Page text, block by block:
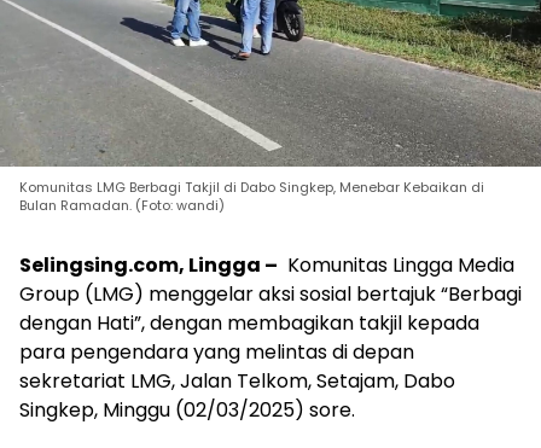
Komunitas LMG Berbagi Takjil di Dabo Singkep, Menebar Kebaikan di
Bulan Ramadan. (Foto: wandi)
Selingsing.com, Lingga – Komunitas Lingga Media
Group (LMG) menggelar aksi sosial bertajuk “Berbagi
dengan Hati”, dengan membagikan takjil kepada
para pengendara yang melintas di depan
sekretariat LMG, Jalan Telkom, Setajam, Dabo
Singkep, Minggu (02/03/2025) sore.